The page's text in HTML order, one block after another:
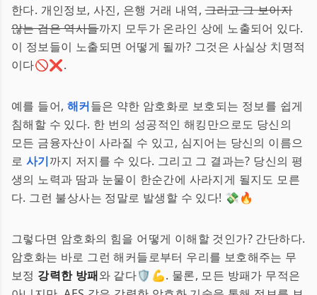
한다. 개인정보, 사진, 은행 거래 내역,그리고 그 보이지
않는 검은 역사들까지 모두가 온라인 상에 노출되어 있다.
이 정보들이 노출되면 어떻게 될까? 그것은 사실상 치명적
이다🚫❌.
예를 들어, 해커들은 약한 암호화로 보호되는 정보를 쉽게
침해할 수 있다. 한 번의 성공적인 해킹만으로도 당신의
모든 금융자산이 사라질 수 있고, 심지어는 당신의 이름으
로 사기까지 저지를 수 있다. 그리고 그 결과는? 당신의 평
생의 노력과 땀과 눈물이 한순간에 사라지게 될지도 모른
다. 그런 불상사는 정말로 발생할 수 있다! 💸🔥
그렇다면 암호화의 힘을 어떻게 이해할 것인가? 간단하다.
암호화는 바로 그런 해커들로부터 우리를 보호해주는 무
보정 강력한 방패와 같다🛡💪. 물론, 모든 방패가 무적은